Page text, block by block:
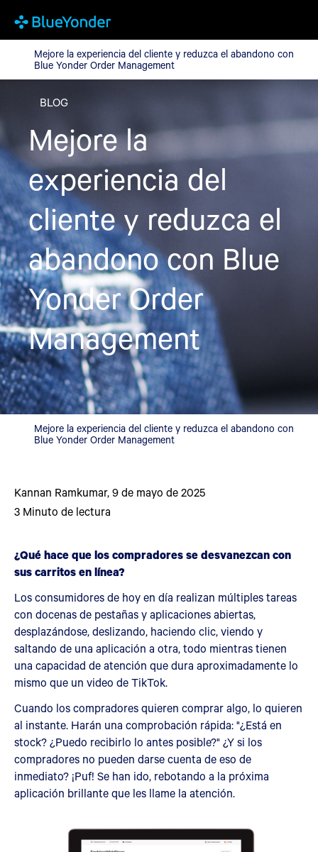
Mejore la experiencia del cliente y reduzca el abandono con
Mejore la experiencia del cliente y reduzca el abandono con
Blue Yonder Order Management
BLOG
Mejore la
experiencia del
cliente y reduzca el
abandono con Blue
Yonder Order
Management
Mejore la experiencia del cliente y reduzca el abandono con
Blue Yonder Order Management
Kannan Ramkumar,9 de mayo de 2025
3 Minuto de lectura
¿Qué hace que los compradores se desvanezcan con
sus carritos en línea?
Los consumidores de hoy en día realizan múltiples tareas
con docenas de pestañas y aplicaciones abiertas,
desplazándose, deslizando, haciendo clic, viendo y
saltando de una aplicación a otra, todo mientras tienen
una capacidad de atención que dura aproximadamente lo
mismo que un video de TikTok.
Cuando los compradores quieren comprar algo, lo quieren
al instante. Harán una comprobación rápida: "¿Está en
stock? ¿Puedo recibirlo lo antes posible?" ¿Y si los
compradores no pueden darse cuenta de eso de
inmediato? ¡Puf! Se han ido, rebotando a la próxima
aplicación brillante que les llame la atención.